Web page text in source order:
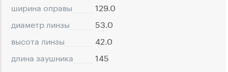
ширина оправы
129.0
диаметр линзы
53.0
высота линзы
42.0
длина заушника
145